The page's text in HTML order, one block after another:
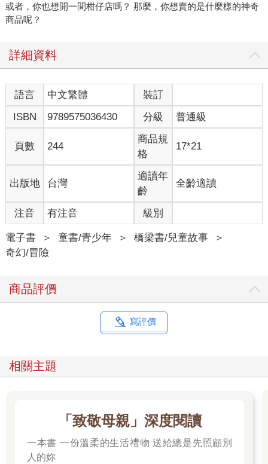
或者，你也想開一間柑仔店嗎？ 那麼，你想賣的是什麼樣的神奇
商品呢？
詳細資料
語言 中文繁體
裝訂
ISBN
9789575036430 分級 普通級
頁數 244
商品規
格
17*21
出版地 台灣
適讀年
齡
全齡適讀
注音 有注音 級別
電子書 ＞ 童書/青少年 ＞ 橋梁書/兒童故事
＞
奇幻/冒險
商品評價
寫評價
相關主題
「致敬母親」深度閱讀
一本書 一份溫柔的生活禮物 送給總是先照顧別
人的妳